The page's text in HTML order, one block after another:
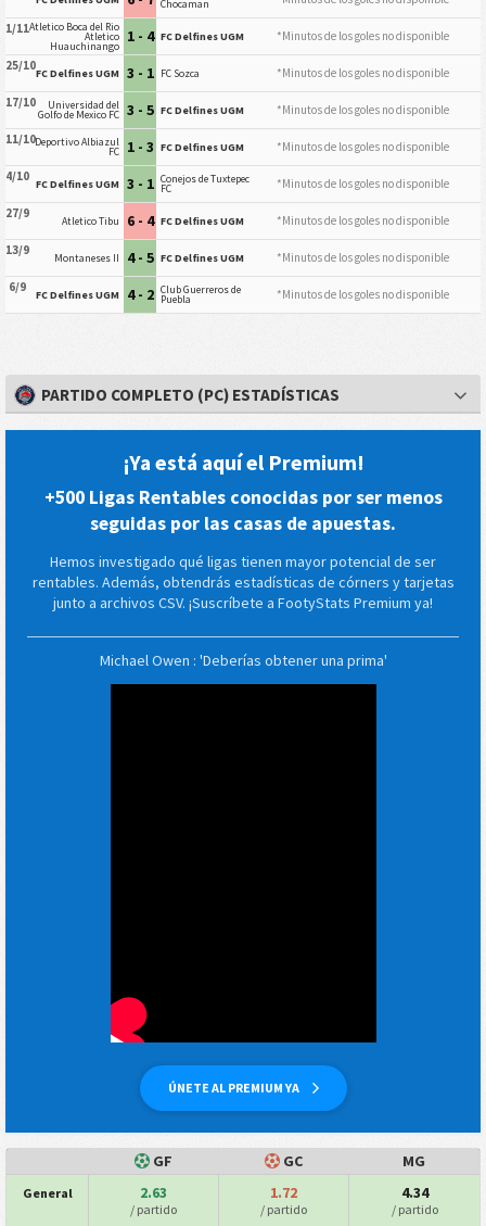
Chocaman
1/11Atletico Boca del Rio
Atletico
Huauchinango 1 - 4 FC Delfines UGM
*Minutos de los goles no disponible
25/10FC Delfines UGM 3 - 1 FC Sozca
*Minutos de los goles no disponible
17/10
Universidad del
Golfo de Mexico FC 3 - 5 FC Delfines UGM
*Minutos de los goles no disponible
11/10Deportivo Albiazul
FC 1 - 3 FC Delfines UGM
*Minutos de los goles no disponible
4/10 FC Delfines UGM 3 - 1 Conejos de Tuxtepec
FC
*Minutos de los goles no disponible
27/9
Atletico Tibu 6 - 4 FC Delfines UGM
*Minutos de los goles no disponible
13/9
Montaneses II 4 - 5 FC Delfines UGM
*Minutos de los goles no disponible
6/9
FC Delfines UGM 4 - 2 Club Guerreros de
Puebla *Minutos de los goles no disponible
PARTIDO COMPLETO (PC) ESTADÍSTICAS
¡Ya está aquí el Premium!
+500 Ligas Rentables conocidas por ser menos
seguidas por las casas de apuestas.
Hemos investigado qué ligas tienen mayor potencial de ser
rentables. Además, obtendrás estadísticas de córners y tarjetas
junto a archivos CSV. ¡Suscríbete a FootyStats Premium ya!
ÚNETE AL PREMIUM YA
Michael Owen : 'Deberías obtener una prima'
GF GC MG
General 2.63
/ partido
1.72
/ partido
4.34
/ partido